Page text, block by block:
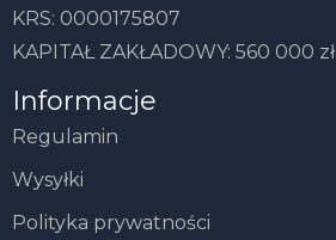
KRS: 0000175807
KAPITAŁ ZAKŁADOWY: 560 000 zł
Informacje
Regulamin
Wysyłki
Polityka prywatności